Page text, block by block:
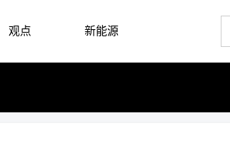
观点 新能源